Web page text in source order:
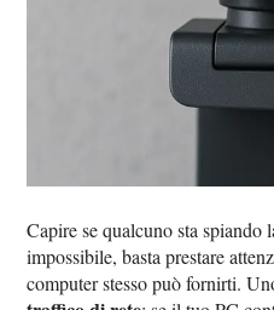
Capire se qualcuno sta spiando
impossibile, basta prestare
computer stesso può fornirti.